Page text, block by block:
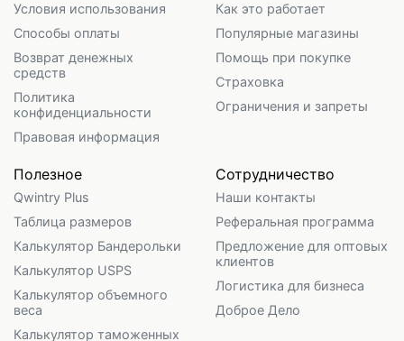
Условия использования
Способы оплаты
Возврат денежных
средств
Политика
конфиденциальности
Правовая информация
Как это работает
Популярные магазины
Помощь при покупке
Страховка
Ограничения и запреты
Полезное
Qwintry Plus
Таблица размеров
Калькулятор Бандерольки
Калькулятор USPS
Калькулятор объемного
веса
Калькулятор таможенных
Сотрудничество
Наши контакты
Реферальная программа
Предложение для оптовых
клиентов
Логистика для бизнеса
Доброе Дело